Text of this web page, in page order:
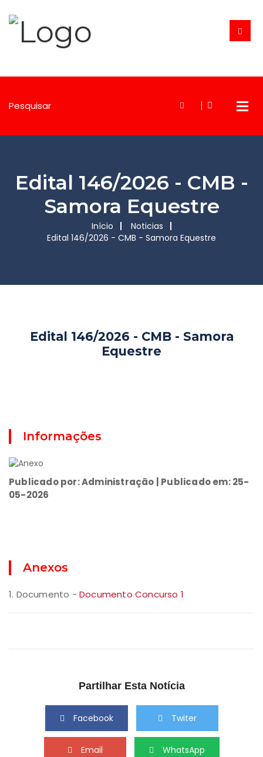
Edital 146/2026 - CMB -
Samora Equestre
Início
Noticias
Edital 146/2026 - CMB - Samora Equestre
Edital 146/2026 - CMB - Samora
Equestre
Informações
Publicado por: Administração | Publicado em: 25-
05-2026
Anexos
1. Documento - Documento Concurso 1
Partilhar Esta Notícia
Facebook Twiter
Email WhatsApp